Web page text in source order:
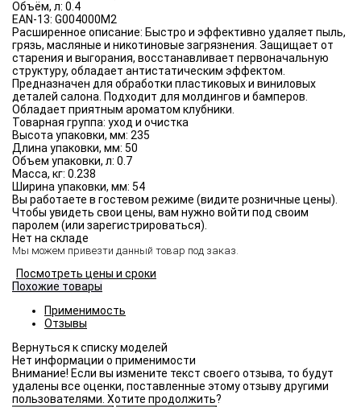
Объём, л: 0.4
EAN-13: G004000M2
Расширенное описание: Быстро и эффективно удаляет пыль,
грязь, масляные и никотиновые загрязнения. Защищает от
старения и выгорания, восстанавливает первоначальную
структуру, обладает антистатическим эффектом.
Предназначен для обработки пластиковых и виниловых
деталей салона. Подходит для молдингов и бамперов.
Обладает приятным ароматом клубники.
Товарная группа: уход и очистка
Высота упаковки, мм: 235
Длина упаковки, мм: 50
Объем упаковки, л: 0.7
Масса, кг: 0.238
Ширина упаковки, мм: 54
Вы работаете в гостевом режиме (видите розничные цены).
Чтобы увидеть свои цены, вам нужно войти под своим
паролем (или зарегистрироваться).
Нет на складе
Мы можем привезти данный товар под заказ.
Посмотреть цены и сроки
Похожие товары
Применимость
Отзывы
Нет информации о применимости
Внимание! Если вы измените текст своего отзыва, то будут
удалены все оценки, поставленные этому отзыву другими
пользователями. Хотите продолжить?